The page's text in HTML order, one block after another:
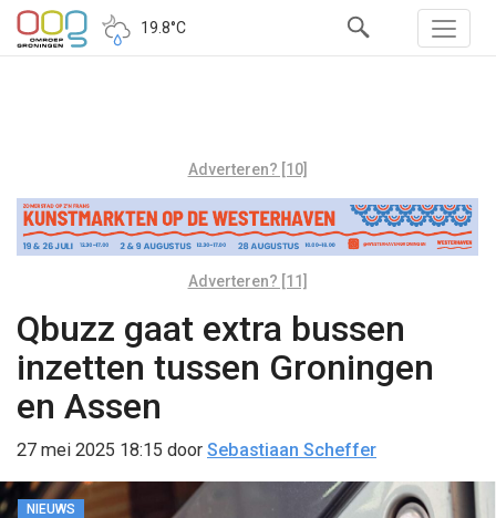
19.8°C
Adverteren? [10]
Adverteren? [11]
Qbuzz gaat extra bussen
inzetten tussen Groningen
en Assen
27 mei 2025 18:15 door Sebastiaan Scheffer
NIEUWS